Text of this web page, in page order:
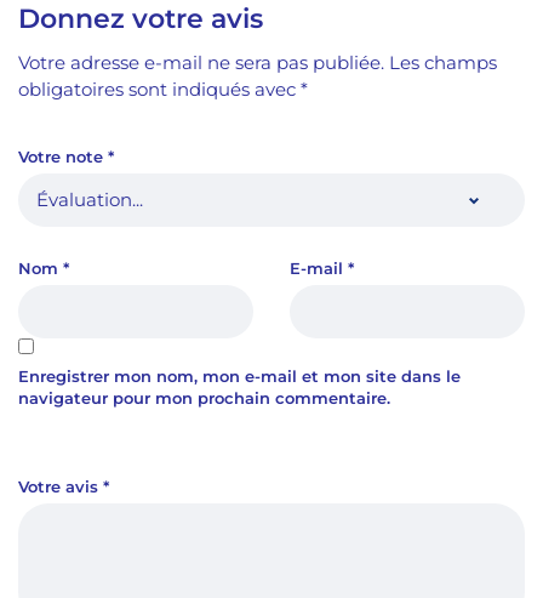
Donnez votre avis
Votre adresse e-mail ne sera pas publiée. Les champs
obligatoires sont indiqués avec *
Votre note *
Votre avis *
Nom * E-mail *
Enregistrer mon nom, mon e-mail et mon site dans le
navigateur pour mon prochain commentaire.